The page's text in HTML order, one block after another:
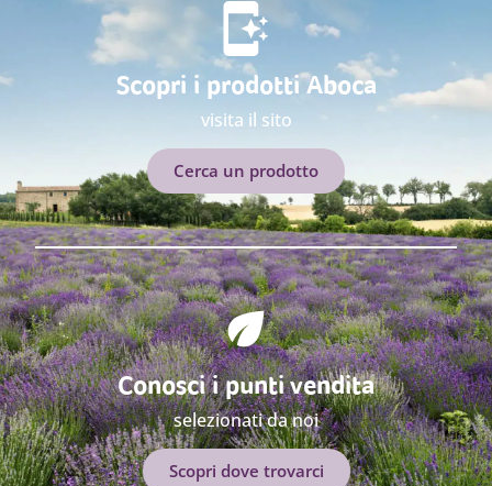
Scopri i prodotti Aboca
visita il sito
Cerca un prodotto
Conosci i punti vendita
selezionati da noi
Scopri dove trovarci